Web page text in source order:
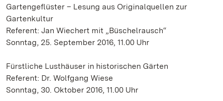
Gartengeflüster – Lesung aus Originalquellen zur
Gartenkultur
Referent: Jan Wiechert mit „Büschelrausch“
Sonntag, 25. September 2016, 11.00 Uhr
Fürstliche Lusthäuser in historischen Gärten
Referent: Dr. Wolfgang Wiese
Sonntag, 30. Oktober 2016, 11.00 Uhr